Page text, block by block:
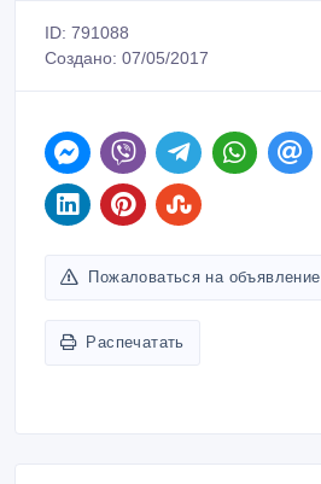
ID: 791088
Создано: 07/05/2017
Пожаловаться на объявление
Распечатать